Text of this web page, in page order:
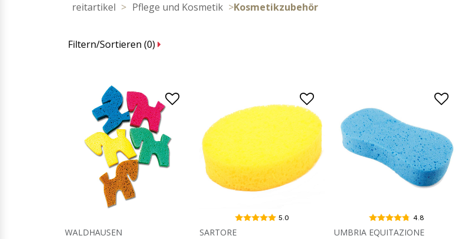
reitartikel > Pflege und Kosmetik >Kosmetikzubehör
Filtern/Sortieren (0)
WALDHAUSEN
5.0
SARTORE
4.8
UMBRIA EQUITAZIONE